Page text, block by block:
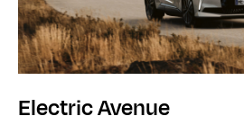
Electric Avenue